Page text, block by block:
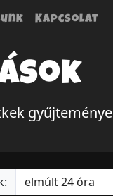
Kapcsolat
gyűjteménye